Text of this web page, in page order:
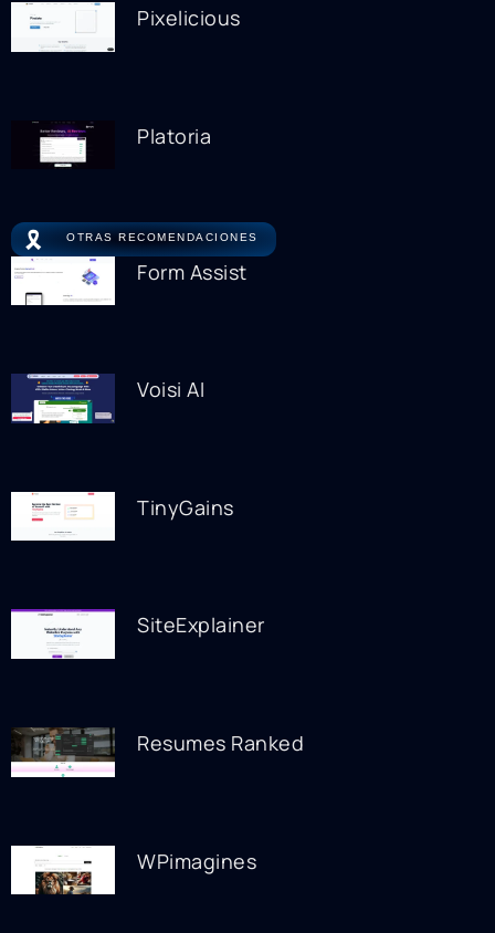
Pixelicious
Platoria
🎗️ OTRAS RECOMENDACIONES
Form Assist
Voisi AI
TinyGains
SiteExplainer
Resumes Ranked
WPimagines